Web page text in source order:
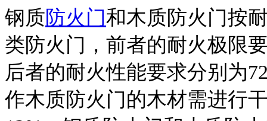
钢质防火门和木质防火门按
类防火门，前者的耐火极限
后者的耐火性能要求分别为
作木质防火门的木材需进行